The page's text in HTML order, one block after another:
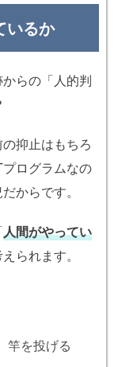
いるか
らの「人的判
抑止はもちろ
ログラムなの
からです。
人間がやってい
られます。
竿を投げる